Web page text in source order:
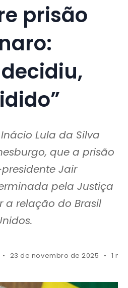
prisão
Lula da Silva
que a prisão
Jair
pela Justiça
a relação do Brasil
23 de novembro de 2025 1